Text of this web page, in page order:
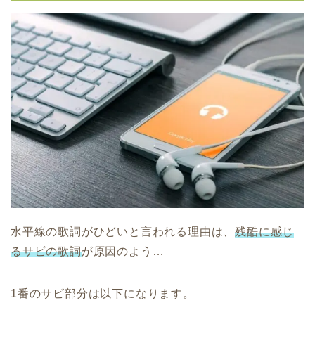
水平線の歌詞がひどいと言われる理由は、残酷に感じ
るサビの歌詞が原因のよう…
1番のサビ部分は以下になります。